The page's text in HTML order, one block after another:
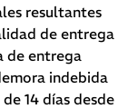
resultantes
de entrega
de entrega
indebida
14 días desde